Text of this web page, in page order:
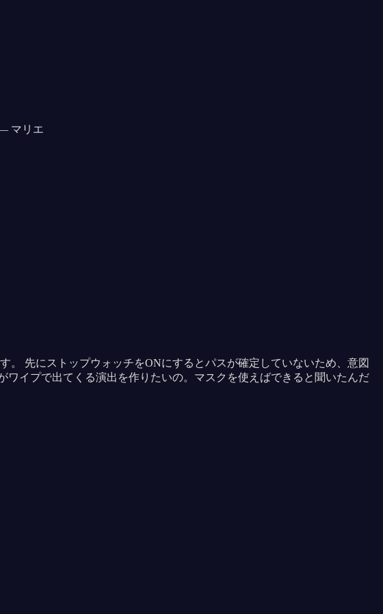
— マリエ
先にストップウォッチをONにするとパスが確定していないため、意図
イプで出てくる演出を作りたいの。マスクを使えばできると聞いたんだ